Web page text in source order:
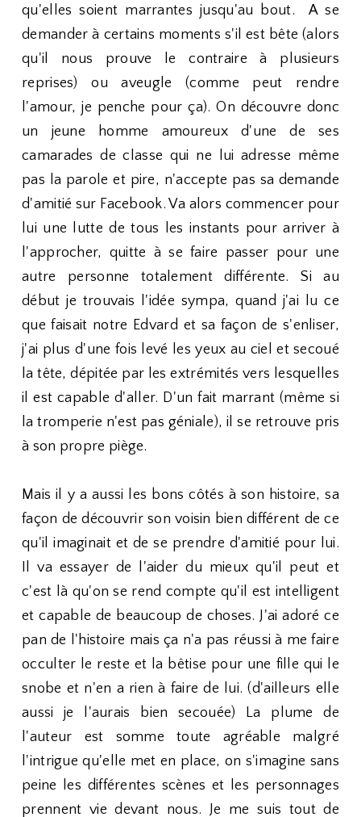
qu'elles soient marrantes jusqu'au bout. A se
demander à certains moments s'il est bête (alors
qu'il nous prouve le contraire à plusieurs
reprises) ou aveugle (comme peut rendre
l'amour, je penche pour ça). On découvre donc
un jeune homme amoureux d'une de ses
camarades de classe qui ne lui adresse même
pas la parole et pire, n'accepte pas sa demande
d'amitié sur Facebook. Va alors commencer pour
lui une lutte de tous les instants pour arriver à
l'approcher, quitte à se faire passer pour une
autre personne totalement différente. Si au
début je trouvais l'idée sympa, quand j'ai lu ce
que faisait notre Edvard et sa façon de s'enliser,
j'ai plus d'une fois levé les yeux au ciel et secoué
la tête, dépitée par les extrémités vers lesquelles
il est capable d'aller. D'un fait marrant (même si
la tromperie n'est pas géniale), il se retrouve pris
à son propre piège.
Mais il y a aussi les bons côtés à son histoire, sa
façon de découvrir son voisin bien différent de ce
qu'il imaginait et de se prendre d'amitié pour lui.
Il va essayer de l'aider du mieux qu'il peut et
c'est là qu'on se rend compte qu'il est intelligent
et capable de beaucoup de choses. J'ai adoré ce
pan de l'histoire mais ça n'a pas réussi à me faire
occulter le reste et la bêtise pour une fille qui le
snobe et n'en a rien à faire de lui. (d'ailleurs elle
aussi je l'aurais bien secouée) La plume de
l'auteur est somme toute agréable malgré
l'intrigue qu'elle met en place, on s'imagine sans
peine les différentes scènes et les personnages
prennent vie devant nous. Je me suis tout de